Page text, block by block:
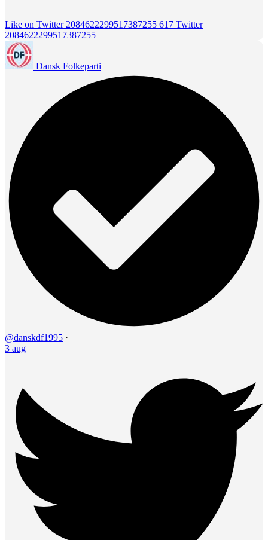
Like on Twitter 2084622299517387255 617 Twitter
2084622299517387255
Dansk Folkeparti
@danskdf1995 ·
3 aug